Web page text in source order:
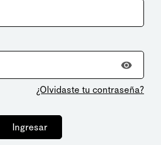
¿Olvidaste tu contraseña?
Ingresar